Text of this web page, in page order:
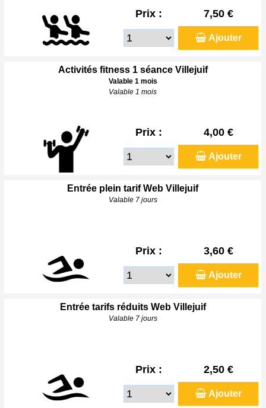
Prix : 7,50 €
Ajouter
Activités fitness 1 séance Villejuif
Valable 1 mois
Valable 1 mois
Prix : 4,00 €
Ajouter
Entrée plein tarif Web Villejuif
Valable 7 jours
Prix : 3,60 €
Ajouter
Entrée tarifs réduits Web Villejuif
Valable 7 jours
Prix : 2,50 €
Ajouter